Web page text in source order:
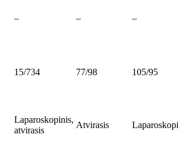
– – –
15/734 77/98 105/95
Laparoskopinis,
atvirasis
Atvirasis